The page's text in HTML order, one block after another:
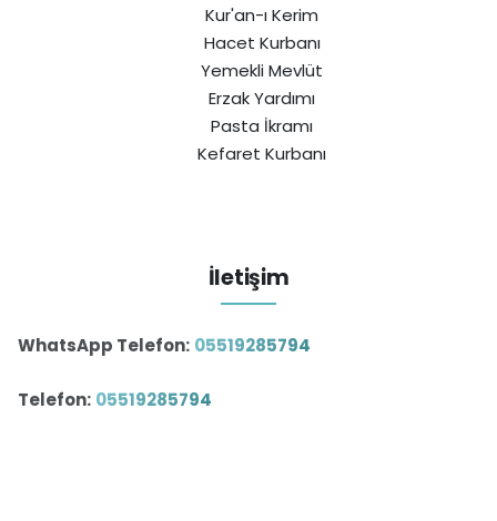
Kur'an-ı Kerim
Hacet Kurbanı
Yemekli Mevlüt
Erzak Yardımı
Pasta İkramı
Kefaret Kurbanı
İletişim
WhatsApp Telefon: 05519285794
Telefon: 05519285794